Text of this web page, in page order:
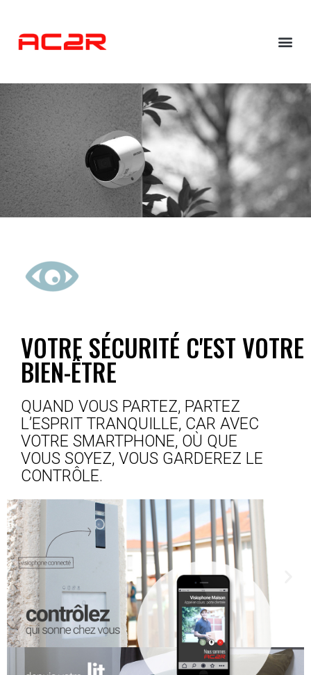
VOTRE SÉCURITÉ C'EST VOTRE
BIEN-ÊTRE
QUAND VOUS PARTEZ, PARTEZ
L’ESPRIT TRANQUILLE, CAR AVEC
VOTRE SMARTPHONE, OÙ QUE
VOUS SOYEZ, VOUS GARDEREZ LE
CONTRÔLE.